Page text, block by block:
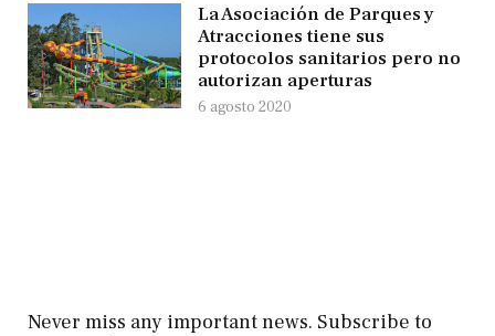
La Asociación de Parques y
Atracciones tiene sus
protocolos sanitarios pero no
autorizan aperturas
6 agosto 2020
Never miss any important news. Subscribe to